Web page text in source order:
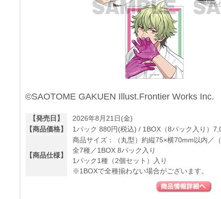
©SAOTOME GAKUEN Illust.Frontier Works Inc.
【発売日】
2026年8月21日(金)
【商品価格】
1パック 880円(税込) / 1BOX（8パック入り）
【商品仕様】
商品サイズ：（丸型）約縦75×横70mm以内／
全7種／1BOX 8パック入り
1パック1種（2個セット）入り
※1BOXで全種揃わない場合がございます。